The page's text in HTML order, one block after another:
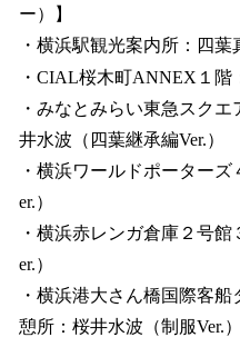
ー）】
・横浜駅観光案内所：四葉
・CIAL桜木町ANNEX１階
・みなとみらい東急スク
井水波（四葉継承編Ver.）
・横浜ワールドポーター
er.）
・横浜赤レンガ倉庫２号
er.）
・横浜港大さん橋国際客
憩所：桜井水波（制服Ver.）